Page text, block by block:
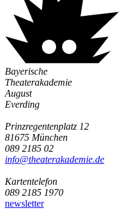
Bayerische
Theaterakademie
August
Everding
Prinzregentenplatz 12
81675 München
089 2185 02
info@­theaterakademie.de
Kartentelefon
089 2185 1970
newsletter